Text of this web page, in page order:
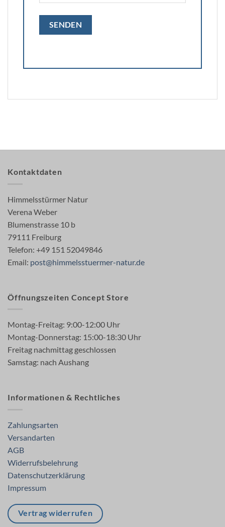
Kontaktdaten
Himmelsstürmer Natur
Verena Weber
Blumenstrasse 10 b
79111 Freiburg
Telefon: +49 151 52049846
Email: post@himmelsstuermer-natur.de
Öffnungszeiten Concept Store
Montag-Freitag: 9:00-12:00 Uhr
Montag-Donnerstag: 15:00-18:30 Uhr
Freitag nachmittag geschlossen
Samstag: nach Aushang
Informationen & Rechtliches
Zahlungsarten
Versandarten
AGB
Widerrufsbelehrung
Datenschutzerklärung
Impressum
Vertrag widerrufen